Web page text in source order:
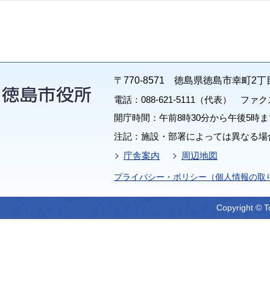
〒770-8571 徳島県徳島市幸町2丁
電話：088-621-5111（代表） ファク
開庁時間：午前8時30分から午後5時
注記：施設・部署によっては異なる
庁舎案内
周辺地図
プライバシー・ポリシー（個人情報の取
Copyright ©